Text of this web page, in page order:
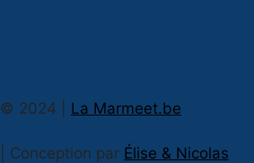
© 2024 | La Marmeet.be
| Conception par Élise & Nicolas